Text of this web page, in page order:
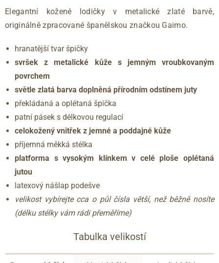
Elegantní kožené lodičky v metalické zlaté barvě,
originálně zpracované španělskou značkou Gaimo.
hranatější tvar špičky
svršek z metalické kůže s jemným vroubkovaným
povrchem
světle zlatá barva doplněná přírodním odstínem juty
překládaná a oplétaná špička
patní pásek s délkovou regulací
celokožený vnitřek z jemné a poddajné kůže
příjemná měkká stélka
platforma s vysokým klínkem v celé ploše oplétaná
jutou
latexový nášlap podešve
velikost vybírejte cca o půl čísla větší, než běžně nosíte
(délku stélky vám rádi přeměříme)
Tabulka velikostí